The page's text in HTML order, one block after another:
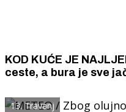
KOD KUĆE JE
ceste, a bura je sve
13. Travanj